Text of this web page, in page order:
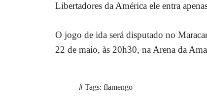
Libertadores da América ele entra
O jogo de ida será disputado no
22 de maio, às 20h30, na Arena da
Tags: flamengo